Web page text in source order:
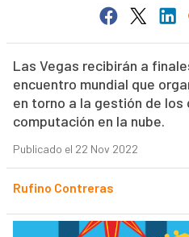
Las Vegas recibirán a
encuentro mundial que
en torno a la gestión de
computación en la nube.
Publicado el 22 Nov 2022
Rufino Contreras